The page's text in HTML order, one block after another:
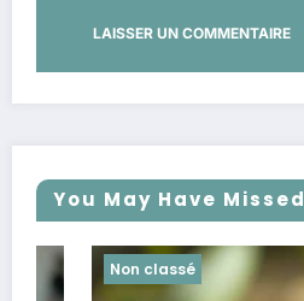
You May Have Missed
Non classé